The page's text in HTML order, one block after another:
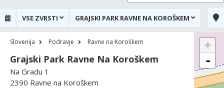
VSE ZVRSTI GRAJSKI PARK RAVNE NA KOROŠKEM
Slovenija Podravje Ravne na Koroškem
Grajski Park Ravne Na Koroškem
Na Gradu 1
2390 Ravne na Koroškem
+
-